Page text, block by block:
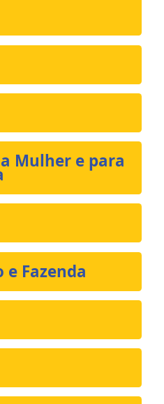
Mulher e para
Fazenda